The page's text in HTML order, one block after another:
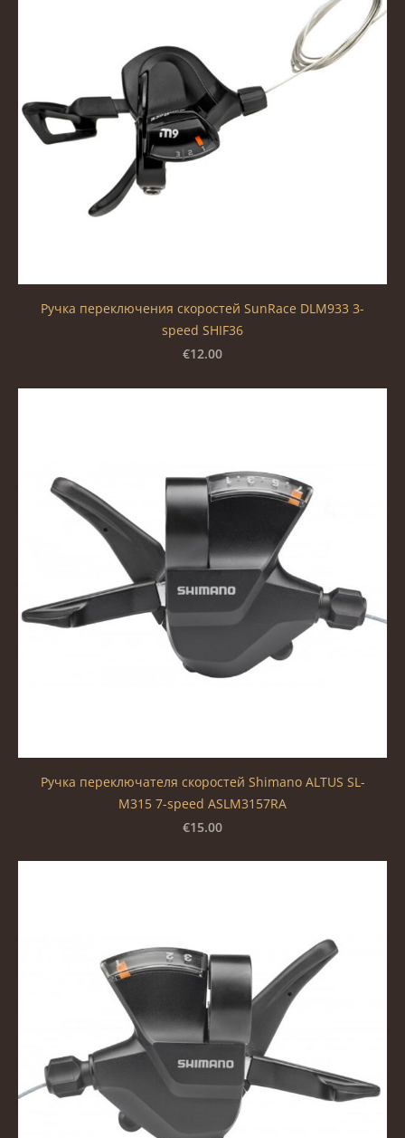
Ручка переключения скоростей SunRace DLM933 3-
speed SHIF36
€12.00
Ручка переключателя скоростей Shimano ALTUS SL-
M315 7-speed ASLM3157RA
€15.00